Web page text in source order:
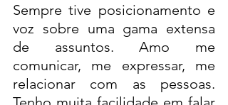
Sempre tive posicionamento e
voz sobre uma gama extensa
de assuntos. Amo me
comunicar, me expressar, me
relacionar com as pessoas.